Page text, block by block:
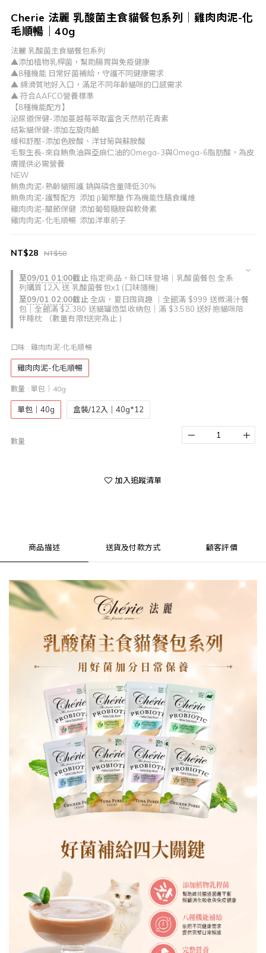
Cherie 法麗 乳酸菌主食貓餐包系列｜雞肉肉泥-化
毛順暢｜40g
法麗 乳酸菌主食貓餐包系列
▲添加植物乳桿菌，幫助腸胃與免疫健康
▲8種機能 日常好菌補給，守護不同健康需求
▲ 綿滑質地好入口，滿足不同年齡貓咪的口感需求
▲ 符合AAFCO營養標準
【8種機能配方】
泌尿道保健-添加蔓越莓萃取富含天然前花青素
結紮貓保健-添加左旋肉鹼
緩和舒壓-添加色胺酸、洋甘菊與蘇胺酸
毛髮生長-來自鮪魚油與亞麻仁油的Omega-3與Omega-6脂肪酸，為皮
膚提供必需營養
NEW
鮪魚肉泥-熟齡貓照護 鈉與磷含量降低30%
鮪魚肉泥-護腎配方  添加 β葡聚醣 作為機能性膳食纖維
雞肉肉泥-關節保健  添加葡萄糖胺與軟骨素
雞肉肉泥-化毛順暢  添加洋車前子
至09/01 01:00截止 指定商品，新口味登場｜乳酸菌餐包 全系
列購買12入 送 乳酸菌餐包x1 (口味隨機)
至09/01 02:00截止 全店，夏日囤貨趣 ｜全館滿 $999 送微湯汁餐
包｜全館滿 $2,380 送貓罐造型收納包｜滿 $3,580 送好抱貓咪陪
伴睡枕 （數量有限❗送完為止 )
NT$58
NT$28
口味 : 雞肉肉泥-化毛順暢
雞肉肉泥-化毛順暢
數量 : 單包｜40g
單包｜40g 盒裝/12入｜40g*12
數量
加入追蹤清單
商品描述 送貨及付款方式 顧客評價